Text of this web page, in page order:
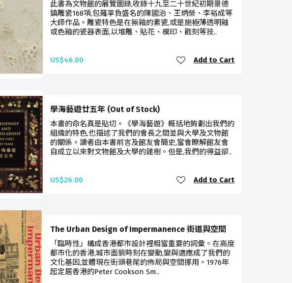
此書為文物館的展覽圖錄,收錄十九至二十世紀初期景德
鎮雕瓷168項,包羅享負盛名的陳國治、王炳榮、李裕成等
大師作品。雕瓷特色是在無釉的素瓷,或是施極薄透明釉
或色釉的瓷器表面,以堆雕、貼花、模印、戳刻等技..
US$46.00 Add to Cart
學海藝遊廿五年 (Out of Stock)
本書的命名真是貼切。《學海藝遊》概括地鉤劃出我們的
組織的特色,也描述了我們的會長之間並與大學及文物館
的關係。讀者由本書前言及館友會簡史,當會瞭解館友會
自成立以來對文物館及大學的建樹。但是,我們的得益卻..
US$26.00 Add to Cart
The Urban Design of Impermanence 街道與空間
「臨時性」構成香港都市設計裡相當重要的詞彙。在高度
都市化的香港,城市面貌時刻在變動,變與適應成了我們的
文化基因,並體現在街頭巷尾的佈局與空間挪用。1976年
起定居香港的Peter Cookson Sm..